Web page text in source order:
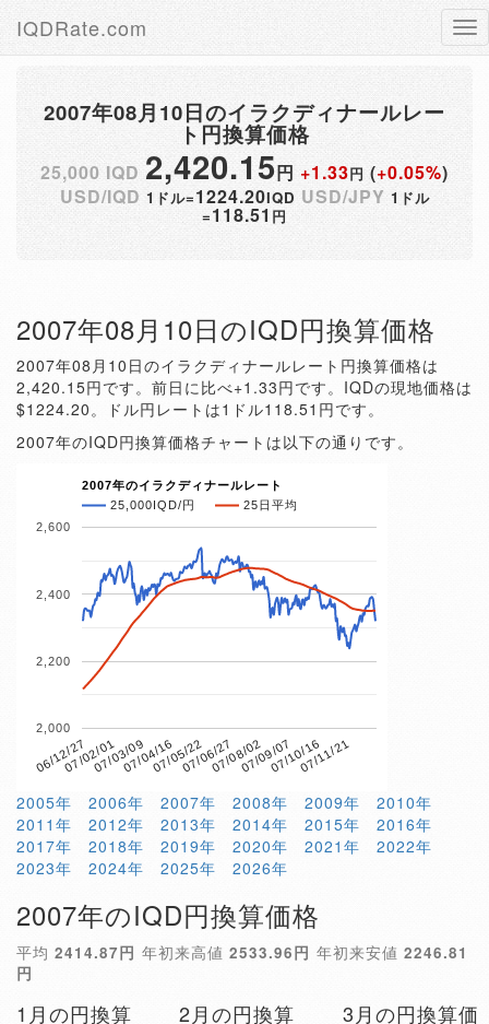
IQDRate.com
2007年08月10日のイラクディナールレー
ト円換算価格
25,000 IQD 2,420.15円+1.33円 (+0.05%)
USD/IQD 1ドル=1224.20IQD USD/JPY 1ドル
=118.51 円
2007年08月10日のIQD円換算価格
2007年08月10日のイラクディナールレート円換算価格は
2,420.15円です。前日に比べ+1.33円です。IQDの現地価格は
$1224.20。ドル円レートは1ドル118.51円です。
2007年のIQD円換算価格チャートは以下の通りです。
2007年のイラクディナールレート
25,000IQD/円
25日平均
06/12/2707/02/0107/03/0907/04/1607/05/2207/06/2707/08/0207/09/0707/10/1607/11/21
2,000
2,200
2,400
2,600
2005年 2006年 2007年 2008年 2009年
2010年
2011年
2012年 2013年 2014年 2015年
2016年
2017年
2018年 2019年 2020年 2021年
2022年
2023年
2024年 2025年 2026年
2007年のIQD円換算価格
平均 2414.87円 年初来高値 2533.96円 年初来安値 2246.81
円
1月の円換算 2月の円換算 3月の円換算価